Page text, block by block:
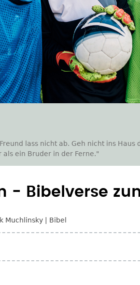
lass nicht ab. Geh nicht ins Haus
als ein Bruder in der Ferne."
- Bibelverse
Muchlinsky Bibel